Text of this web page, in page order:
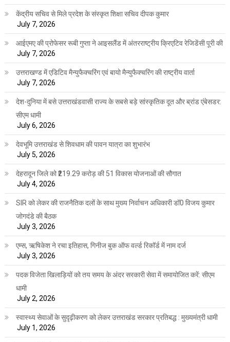
केंद्रीय सचिव से मिले प्रदेश के संस्कृत शिक्षा सचिव दीपक कुमार
July 7, 2026
आईएमए की प्रोफेसर रूबी गुप्ता ने आइसलैंड में अंतरराष्ट्रीय क्रिएटिव रेजिडेंसी पूरी की
July 7, 2026
उत्तराखण्ड में एडिटिव मैन्युफैक्चरिंग एवं बायो मैन्युफैक्चरिंग की राष्ट्रीय वार्ता
July 7, 2026
देश-दुनिया में बसे उत्तराखंडवासी राज्य के सबसे बड़े सांस्कृतिक दूत और ब्रांड एंबेसडर:
सीएम धामी
July 6, 2026
देवभूमि उत्तराखंड से शिवधाम की पावन यात्रा का शुभारंभ
July 5, 2026
देहरादून जिले को ₹219.29 करोड़ की 51 विकास योजनाओं की सौगात
July 4, 2026
SIR को लेकर की राजनैतिक दलों के साथ मुख्य निर्वाचन अधिकारी डॉ0 विजय कुमार
जोगदंडे की बैठक
July 3, 2026
एम्स, ऋषिकेश ने रचा इतिहास, गिनीज बुक ऑफ वर्ल्ड रिकॉर्ड में नाम दर्ज
July 3, 2026
पदक विजेता खिलाड़ियों को तय समय के अंदर सरकारी सेवा में समायोजित करें: सीएम
धामी
July 2, 2026
स्वास्थ्य सेवाओं के सुदृढ़ीकरण को लेकर उत्तराखंड सरकार प्रतिबद्ध : मुख्यमंत्री धामी
July 1, 2026